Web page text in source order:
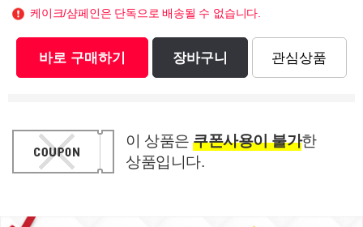
케이크/샴페인은 단독으로 배송될 수 없습니다.
바로 구매하기 장바구니 관심상품
이 상품은 쿠폰사용이 불가한
상품입니다.